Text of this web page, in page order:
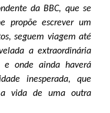
da BBC, que se
propõe escrever um
seguem viagem até
a extraordinária
e onde ainda haverá
inesperada, que
vida de uma outra